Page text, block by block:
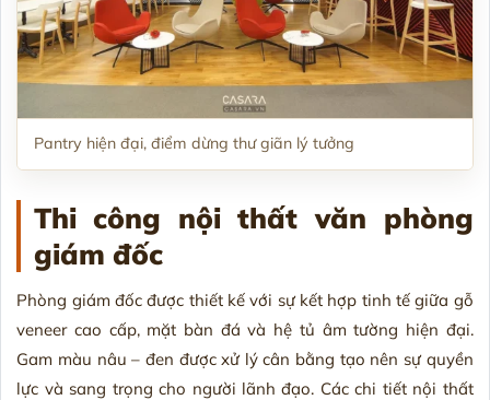
Pantry hiện đại, điểm dừng thư giãn lý tưởng
Thi công nội thất văn phòng
giám đốc
Phòng giám đốc được thiết kế với sự kết hợp tinh tế giữa gỗ
veneer cao cấp, mặt bàn đá và hệ tủ âm tường hiện đại.
Gam màu nâu – đen được xử lý cân bằng tạo nên sự quyền
lực và sang trọng cho người lãnh đạo. Các chi tiết nội thất